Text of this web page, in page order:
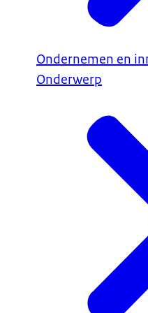
Ondernemen en
Onderwerp